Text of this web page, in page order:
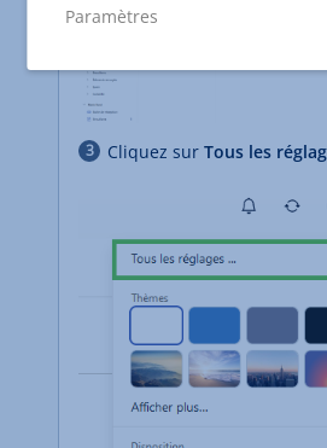
Cliquez sur Tous les
Paramètres